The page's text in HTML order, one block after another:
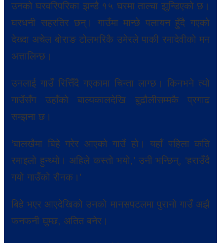
उनको घरवरिपरिका झन्डै १५ घरमा ताल्चा झुन्डिएको छ।
घरधनी सहरतिर छन्। गाउँमा मान्छे पलायन हुँदै गएको
देख्दा अचेल बोराङ टोलभरिकै उमेरले पाकी रमादेवीको मन
अत्तालिन्छ।
उनलाई गाउँ रित्तिँदै गएकामा चिन्ता लाग्छ। किनभने त्यो
गाउँसँग उहाँको बाल्यकालदेखि बुढौलीसम्मकै प्रगाढ
सम्झना छ।
‘बालखैमा बिहे गरेर आएको गाउँ हो। यहाँ पहिला कति
रमाइलो हुन्थ्यो। अहिले कस्तो भयो,’ उनी भन्छिन्, ‘हराउँदै
गयो गाउँको रौनक।’
बिहे भएर आएदेखिको उनको मानसपटलमा पुरानो गाउँ अझै
फनफनी घुम्छ, अतित बनेर।